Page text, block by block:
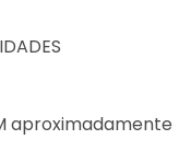
aproximadamente